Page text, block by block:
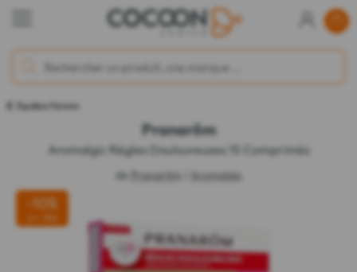
Équilibre Féminin
Pranarôm
Aromalgic Règles Douloureuses 15 Comprimés
de Pranarôm Aromalgic
-10%